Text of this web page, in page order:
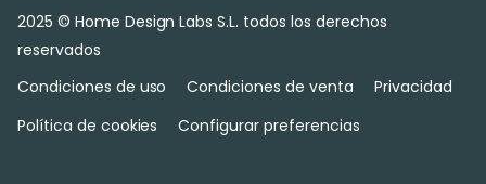
2025 © Home Design Labs S.L. todos los derechos
reservados
Condiciones de uso
Condiciones de venta
Privacidad
Política de cookies
Configurar preferencias